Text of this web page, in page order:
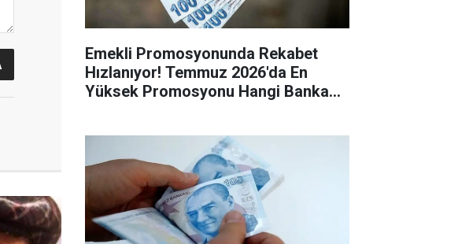
Emekli Promosyonunda Rekabet
Hızlanıyor! Temmuz 2026'da En
Yüksek Promosyonu Hangi Banka